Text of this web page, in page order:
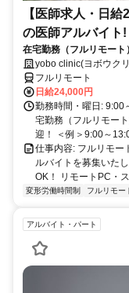
【医師求人・日
の医師アルバイト!
在宅勤務（フルリモー
スマホ支給！
yobo clinic(ヨボウク
フルリモート
日給24,000円
勤務時間・曜日: 9:00
宅勤務（フルリモー
迎！ ＜例＞9:00～
仕事内容: フルリモー
ルバイトを募集いた
OK！ リモートPC・
変形労働時間制 フルリモー
アルバイト・パート